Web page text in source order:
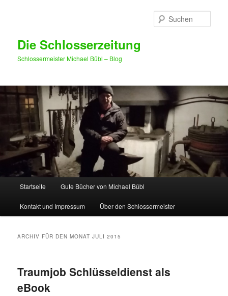
Die Schlosserzeitung
Schlossermeister Michael Bübl – Blog
Zum Inhalt wechseln
Zum sekundären Inhalt wechseln
Startseite Gute Bücher von Michael Bübl
Kontakt und Impressum Über den Schlossermeister
ARCHIV FÜR DEN MONATJULI 2015
Traumjob Schlüsseldienst als
eBook